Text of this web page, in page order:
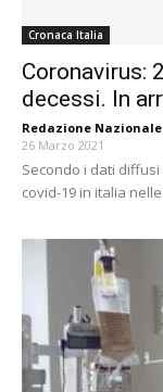
Cronaca Italia
Coronavirus:
decessi. In
Redazione Nazionale
26 Marzo 2021
Secondo i dati
covid-19 in italia